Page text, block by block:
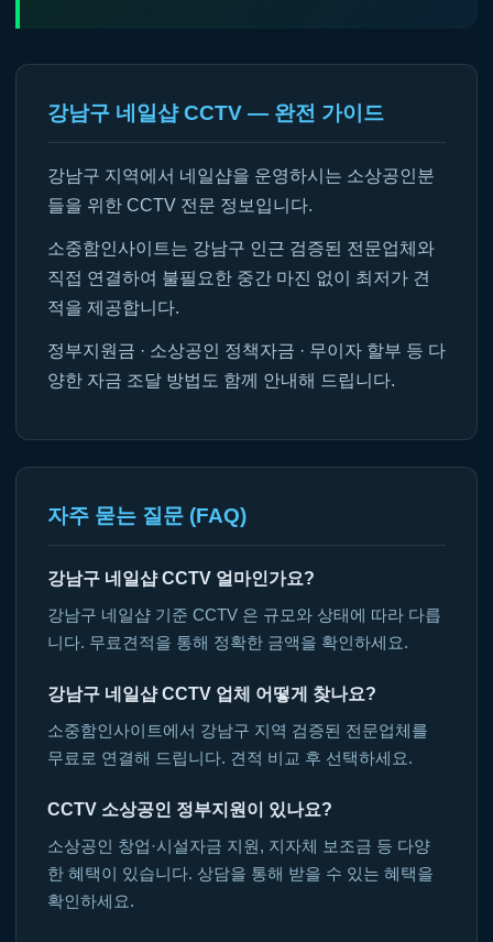
강남구 네일샵 CCTV — 완전 가이드
강남구 지역에서 네일샵을 운영하시는 소상공인분
들을 위한 CCTV 전문 정보입니다.
소중함인사이트는 강남구 인근 검증된 전문업체와
직접 연결하여 불필요한 중간 마진 없이 최저가 견
적을 제공합니다.
정부지원금 · 소상공인 정책자금 · 무이자 할부 등 다
양한 자금 조달 방법도 함께 안내해 드립니다.
자주 묻는 질문 (FAQ)
강남구 네일샵 CCTV 얼마인가요?
강남구 네일샵 기준 CCTV 은 규모와 상태에 따라 다릅
니다. 무료견적을 통해 정확한 금액을 확인하세요.
강남구 네일샵 CCTV 업체 어떻게 찾나요?
소중함인사이트에서 강남구 지역 검증된 전문업체를
무료로 연결해 드립니다. 견적 비교 후 선택하세요.
CCTV 소상공인 정부지원이 있나요?
소상공인 창업·시설자금 지원, 지자체 보조금 등 다양
한 혜택이 있습니다. 상담을 통해 받을 수 있는 혜택을
확인하세요.